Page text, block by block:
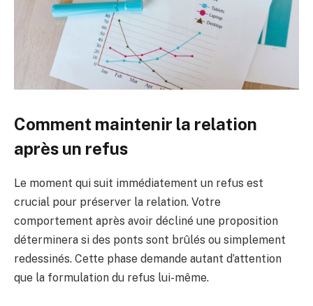
Comment maintenir la relation
après un refus
Le moment qui suit immédiatement un refus est
crucial pour préserver la relation. Votre
comportement après avoir décliné une proposition
déterminera si des ponts sont brûlés ou simplement
redessinés. Cette phase demande autant d’attention
que la formulation du refus lui-même.